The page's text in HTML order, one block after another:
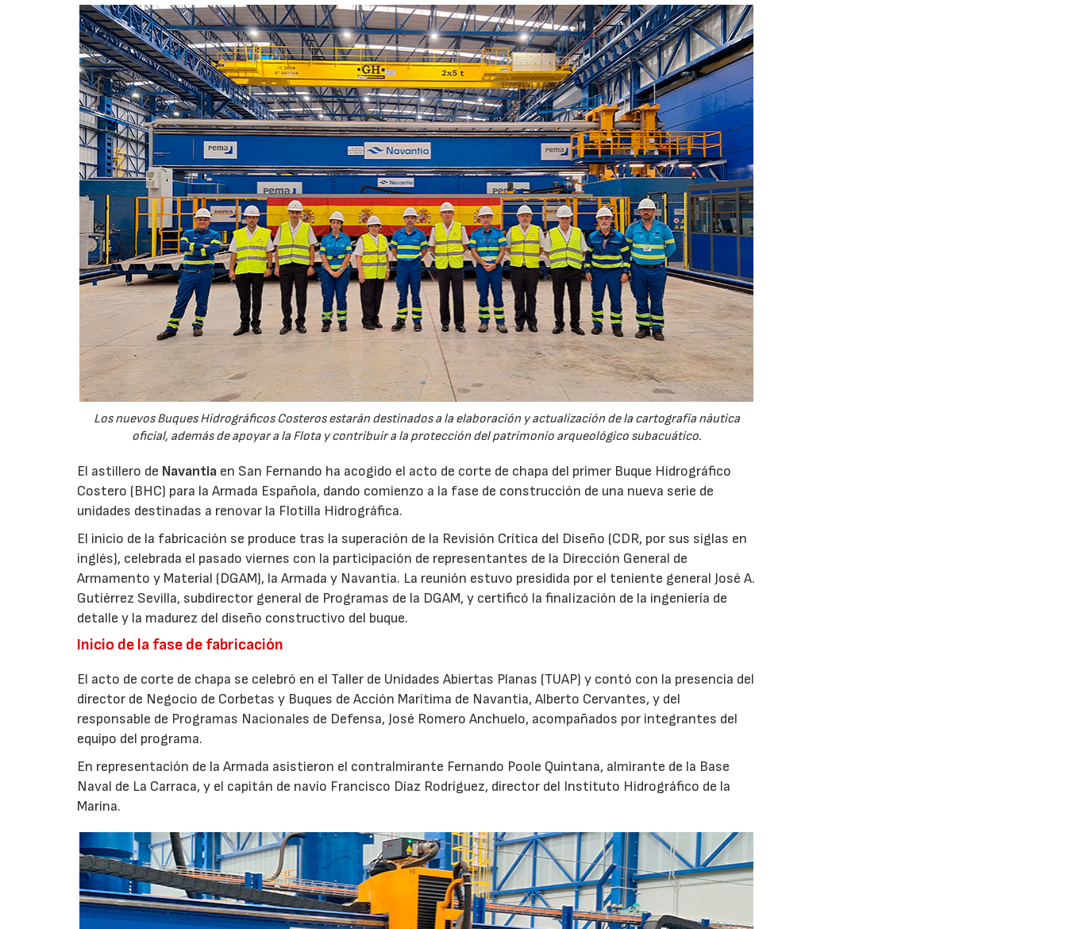
Los nuevos Buques Hidrográficos Costeros estarán destinados a la elaboración y actualización de la cartografía náutica
oficial, además de apoyar a la Flota y contribuir a la protección del patrimonio arqueológico subacuático.
El astillero de Navantia en San Fernando ha acogido el acto de corte de chapa del primer Buque Hidrográfico
Costero (BHC) para la Armada Española, dando comienzo a la fase de construcción de una nueva serie de
unidades destinadas a renovar la Flotilla Hidrográfica.
El inicio de la fabricación se produce tras la superación de la Revisión Crítica del Diseño (CDR, por sus siglas en
inglés), celebrada el pasado viernes con la participación de representantes de la Dirección General de
Armamento y Material (DGAM), la Armada y Navantia. La reunión estuvo presidida por el teniente general José A.
Gutiérrez Sevilla, subdirector general de Programas de la DGAM, y certificó la finalización de la ingeniería de
detalle y la madurez del diseño constructivo del buque.
Inicio de la fase de fabricación
El acto de corte de chapa se celebró en el Taller de Unidades Abiertas Planas (TUAP) y contó con la presencia del
director de Negocio de Corbetas y Buques de Acción Marítima de Navantia, Alberto Cervantes, y del
responsable de Programas Nacionales de Defensa, José Romero Anchuelo, acompañados por integrantes del
equipo del programa.
En representación de la Armada asistieron el contralmirante Fernando Poole Quintana, almirante de la Base
Naval de La Carraca, y el capitán de navío Francisco Díaz Rodríguez, director del Instituto Hidrográfico de la
Marina.